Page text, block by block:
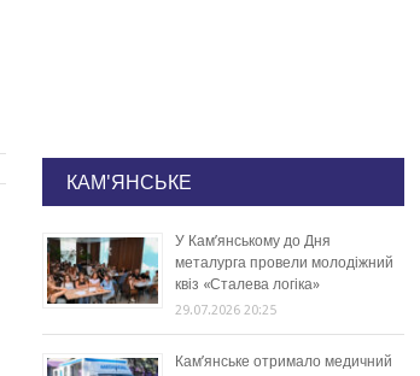
КАМ'ЯНСЬКЕ
У Кам’янському до Дня
металурга провели молодіжний
квіз «Сталева логіка»
29.07.2026 20:25
Кам’янське отримало медичний